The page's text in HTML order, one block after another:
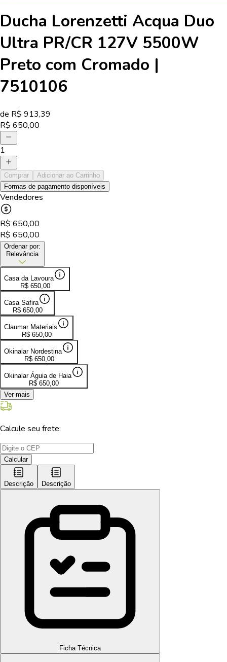
Ducha Lorenzetti Acqua Duo
Ultra PR/CR 127V 5500W
Preto com Cromado |
7510106
de R$ 913,39
R$ 650,00
1
Comprar
Adicionar ao Carrinho
Formas de pagamento disponíveis
Vendedores
R$ 650,00
R$ 650,00
Ordenar por:
Relevância
Casa da Lavoura
R$ 650,00
Casa Safira
R$ 650,00
Claumar Materiais
R$ 650,00
Okinalar Nordestina
R$ 650,00
Okinalar Águia de Haia
R$ 650,00
Ver mais
Calcule seu frete:
Calcular
Descrição Descrição
Ficha Técnica